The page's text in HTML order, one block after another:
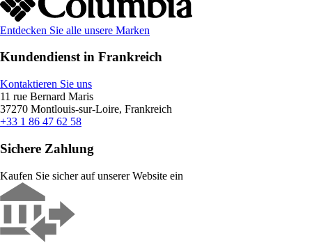
Entdecken Sie alle unsere Marken
Kundendienst in Frankreich
Kontaktieren Sie uns
11 rue Bernard Maris
37270 Montlouis-sur-Loire, Frankreich
+33 1 86 47 62 58
Sichere Zahlung
Kaufen Sie sicher auf unserer Website ein